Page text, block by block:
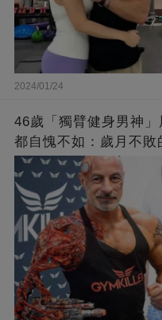
2024/01/24
46歲「獨臂健身男神
都自愧不如：歲月不敗